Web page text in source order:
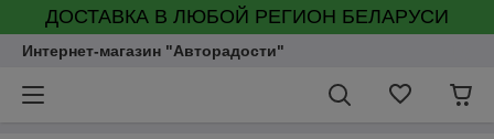
ДОСТАВКА В ЛЮБОЙ РЕГИОН БЕЛАРУСИ
Интернет-магазин "Авторадости"